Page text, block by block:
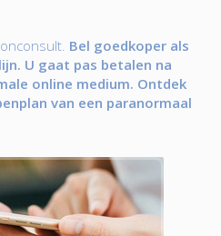
Bel goedkoper als
U gaat pas betalen na
online medium. Ontdek
van een paranormaal